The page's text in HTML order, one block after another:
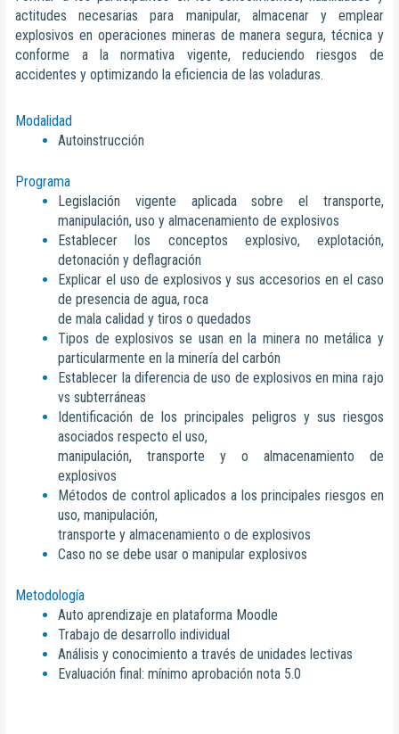
actitudes necesarias para manipular, almacenar y emplear
explosivos en operaciones mineras de manera segura, técnica y
conforme a la normativa vigente, reduciendo riesgos de
accidentes y optimizando la eficiencia de las voladuras.
Modalidad
Autoinstrucción
Programa
Legislación vigente aplicada sobre el transporte,
manipulación, uso y almacenamiento de explosivos
Establecer los conceptos explosivo, explotación,
detonación y deflagración
Explicar el uso de explosivos y sus accesorios en el caso
de presencia de agua, roca
de mala calidad y tiros o quedados
Tipos de explosivos se usan en la minera no metálica y
particularmente en la minería del carbón
Establecer la diferencia de uso de explosivos en mina rajo
vs subterráneas
Identificación de los principales peligros y sus riesgos
asociados respecto el uso,
manipulación, transporte y o almacenamiento de
explosivos
Métodos de control aplicados a los principales riesgos en
uso, manipulación,
transporte y almacenamiento o de explosivos
Caso no se debe usar o manipular explosivos
Metodología
Auto aprendizaje en plataforma Moodle
Trabajo de desarrollo individual
Análisis y conocimiento a través de unidades lectivas
Evaluación final: mínimo aprobación nota 5.0